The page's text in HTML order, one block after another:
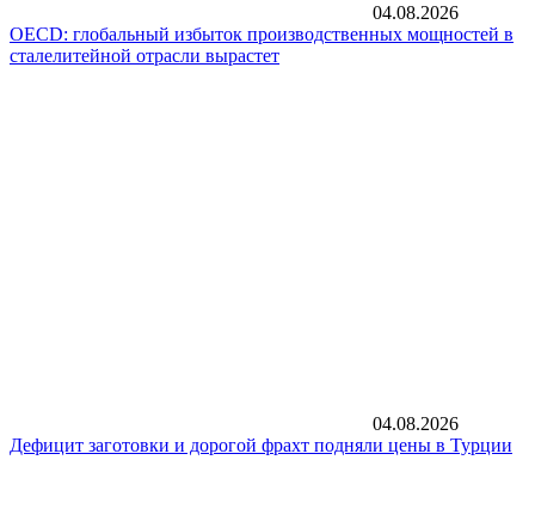
04.08.2026
OECD: глобальный избыток производственных мощностей в
сталелитейной отрасли вырастет
04.08.2026
Дефицит заготовки и дорогой фрахт подняли цены в Турции